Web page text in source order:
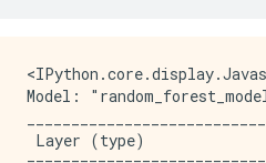
Model:
Layer (type)